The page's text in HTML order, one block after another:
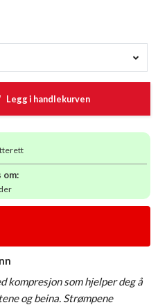
Legg i handlekurven
om:
kompresjon som hjelper deg å
og beina. Strømpene